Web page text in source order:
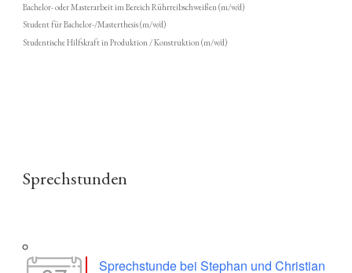
Bachelor- oder Masterarbeit im Bereich Rührreibschweißen (m/w/d)
Student für Bachelor-/Masterthesis (m/w/d)
Studentische Hilfskraft in Produktion / Konstruktion (m/w/d)
Sprechstunden
Sprechstunde bei Stephan und Christian